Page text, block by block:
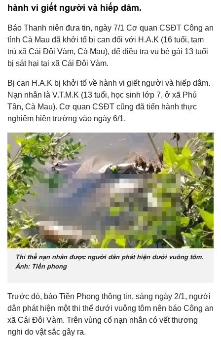
hành vi giết người và hiếp dâm.
Báo Thanh niên đưa tin, ngày 7/1 Cơ quan CSĐT Công an
tỉnh Cà Mau đã khởi tố bị can đối với H.A.K (16 tuổi, tạm
trú xã Cái Đôi Vàm, Cà Mau), để điều tra vụ bé gái 13 tuổi
bị sát hại tại xã Cái Đôi Vàm.
Bị can H.A.K bị khởi tố về hành vi giết người và hiếp dâm.
Nạn nhân là V.T.M.K (13 tuổi, học sinh lớp 7, ở xã Phú
Tân, Cà Mau). Cơ quan CSĐT cũng đã tiến hành thực
nghiệm hiện trường vào ngày 6/1.
Thi thể nạn nhân được người dân phát hiện dưới vuông tôm.
Ảnh: Tiền phong
Trước đó, báo Tiền Phong thông tin, sáng ngày 2/1, người
dân phát hiện một thi thể dưới vuông tôm nên báo Công an
xã Cái Đôi Vàm. Trên vùng cổ nạn nhân có vết thương
nghi do vật sắc gây ra.